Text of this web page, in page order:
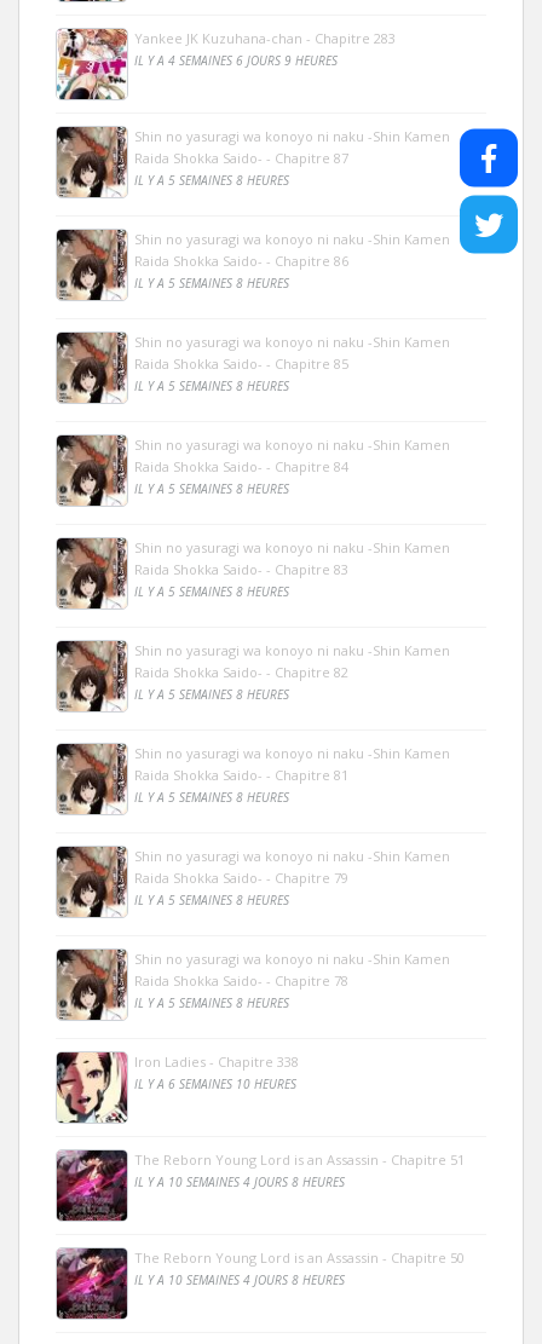
Yankee JK Kuzuhana-chan - Chapitre 283
IL Y A 4 SEMAINES 6 JOURS 9 HEURES
Shin no yasuragi wa konoyo ni naku -Shin Kamen
Raida Shokka Saido- - Chapitre 87
IL Y A 5 SEMAINES 8 HEURES
Shin no yasuragi wa konoyo ni naku -Shin Kamen
Raida Shokka Saido- - Chapitre 86
IL Y A 5 SEMAINES 8 HEURES
Shin no yasuragi wa konoyo ni naku -Shin Kamen
Raida Shokka Saido- - Chapitre 85
IL Y A 5 SEMAINES 8 HEURES
Shin no yasuragi wa konoyo ni naku -Shin Kamen
Raida Shokka Saido- - Chapitre 84
IL Y A 5 SEMAINES 8 HEURES
Shin no yasuragi wa konoyo ni naku -Shin Kamen
Raida Shokka Saido- - Chapitre 83
IL Y A 5 SEMAINES 8 HEURES
Shin no yasuragi wa konoyo ni naku -Shin Kamen
Raida Shokka Saido- - Chapitre 82
IL Y A 5 SEMAINES 8 HEURES
Shin no yasuragi wa konoyo ni naku -Shin Kamen
Raida Shokka Saido- - Chapitre 81
IL Y A 5 SEMAINES 8 HEURES
Shin no yasuragi wa konoyo ni naku -Shin Kamen
Raida Shokka Saido- - Chapitre 79
IL Y A 5 SEMAINES 8 HEURES
Shin no yasuragi wa konoyo ni naku -Shin Kamen
Raida Shokka Saido- - Chapitre 78
IL Y A 5 SEMAINES 8 HEURES
Iron Ladies - Chapitre 338
IL Y A 6 SEMAINES 10 HEURES
The Reborn Young Lord is an Assassin - Chapitre 51
IL Y A 10 SEMAINES 4 JOURS 8 HEURES
The Reborn Young Lord is an Assassin - Chapitre 50
IL Y A 10 SEMAINES 4 JOURS 8 HEURES